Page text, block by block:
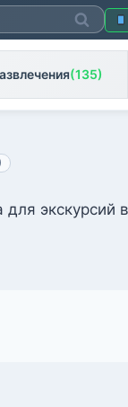
Поиск
(135)
экскурсий